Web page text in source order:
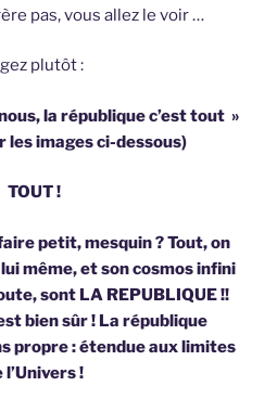
pas, vous allez le voir …
plutôt :
la république c’est tout »
les images ci-dessous)
TOUT !
petit, mesquin ? Tout, on
même, et son cosmos infini
sont LA REPUBLIQUE !!
bien sûr ! La république
propre : étendue aux limites
l’Univers !